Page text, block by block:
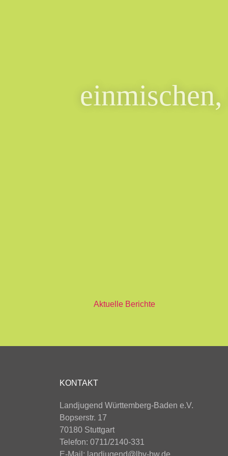
Aktuelle Berichte
KONTAKT
Landjugend Württemberg-Baden e.V.
Bopserstr. 17
70180 Stuttgart
Telefon: 0711/2140-331